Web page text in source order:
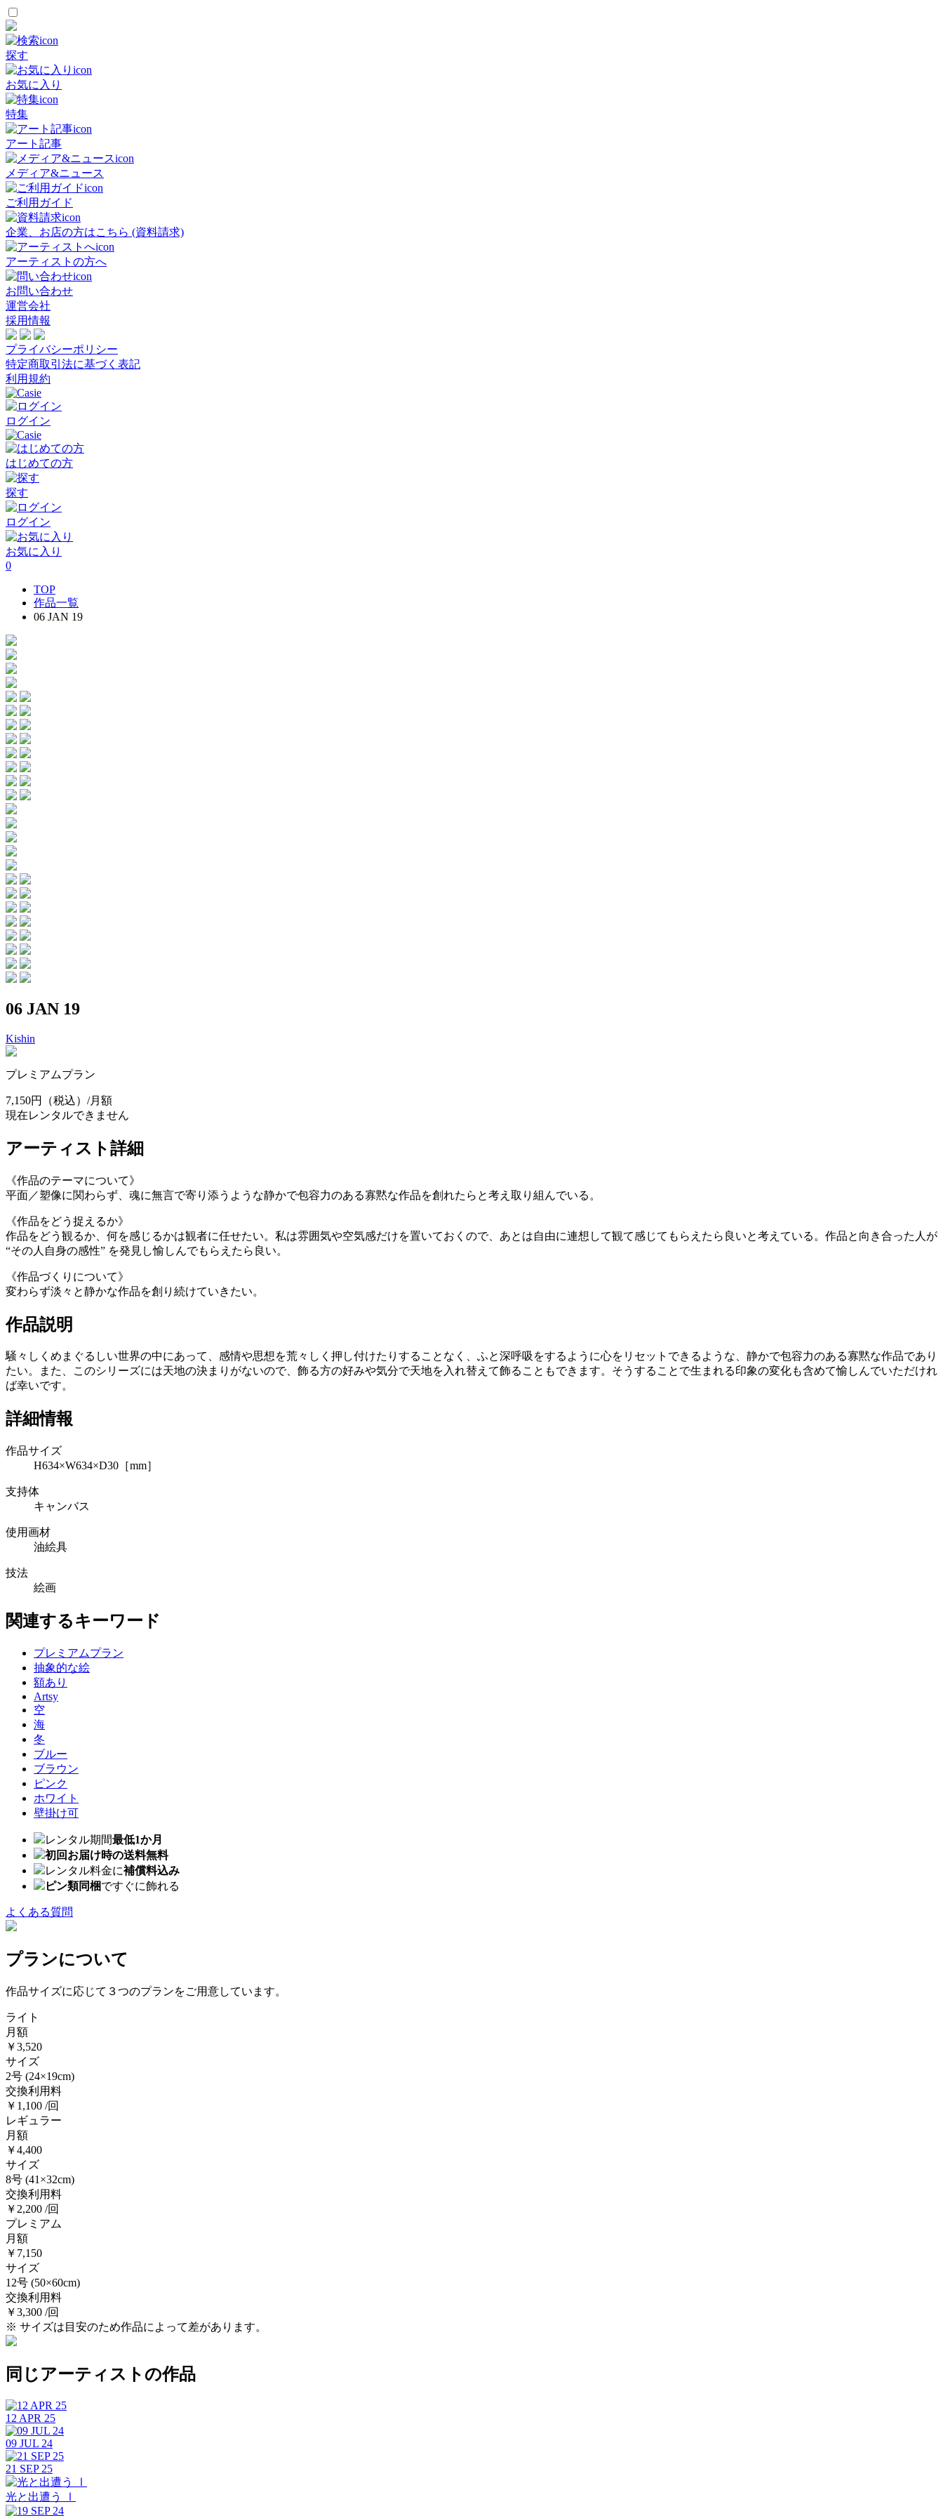
探す
お気に入り
特集
アート記事
メディア&ニュース
ご利用ガイド
企業、お店の方はこちら (資料請求)
アーティストの方へ
お問い合わせ
運営会社
採用情報
プライバシーポリシー
特定商取引法に基づく表記
利用規約
ログイン
はじめての方
探す
ログイン
お気に入り
0
TOP
作品一覧
06 JAN 19
06 JAN 19
Kishin
プレミアムプラン
7,150円
（税込）/月額
現在レンタルできません
アーティスト詳細
《作品のテーマについて》
平面／塑像に関わらず、魂に無言で寄り添うような静かで包容力のある寡黙な作品を創れたらと考え取り組んでいる。
《作品をどう捉えるか》
作品をどう観るか、何を感じるかは観者に任せたい。私は雰囲気や空気感だけを置いておくので、あとは自由に連想して観て感じてもらえたら良いと考えている。作品と向き合った人が
“その人自身の感性” を発見し愉しんでもらえたら良い。
《作品づくりについて》
変わらず淡々と静かな作品を創り続けていきたい。
作品説明
騒々しくめまぐるしい世界の中にあって、感情や思想を荒々しく押し付けたりすることなく、ふと深呼吸をするように心をリセットできるような、静かで包容力のある寡黙な作品であり
たい。また、このシリーズには天地の決まりがないので、飾る方の好みや気分で天地を入れ替えて飾ることもできます。そうすることで生まれる印象の変化も含めて愉しんでいただけれ
ば幸いです。
詳細情報
作品サイズ
H634×W634×D30［mm］
支持体
キャンバス
使用画材
油絵具
技法
絵画
関連するキーワード
プレミアムプラン
抽象的な絵
額あり
Artsy
空
海
冬
ブルー
ブラウン
ピンク
ホワイト
壁掛け可
レンタル期間最低1か月
初回お届け時の送料無料
レンタル料金に補償料込み
ピン類同梱ですぐに飾れる
よくある質問
プランについて
作品サイズに応じて３つのプランをご用意しています。
ライト
月額
￥3,520
サイズ
2号 (24×19cm)
交換利用料
￥1,100 /回
レギュラー
月額
￥4,400
サイズ
8号 (41×32cm)
交換利用料
￥2,200 /回
プレミアム
月額
￥7,150
サイズ
12号 (50×60cm)
交換利用料
￥3,300 /回
※ サイズは目安のため作品によって差があります。
同じアーティストの作品
12 APR 25
09 JUL 24
21 SEP 25
光と出遭う Ⅰ